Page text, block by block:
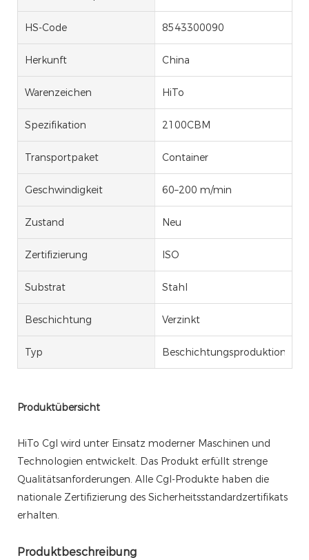
HS-Code 8543300090
Herkunft China
Warenzeichen HiTo
Spezifikation 2100CBM
Transportpaket Container
Geschwindigkeit 60–200 m/min
Zustand Neu
Zertifizierung ISO
Substrat Stahl
Beschichtung Verzinkt
Typ Beschichtungsproduktionslinie
Produktübersicht
HiTo Cgl wird unter Einsatz moderner Maschinen und
Technologien entwickelt. Das Produkt erfüllt strenge
Qualitätsanforderungen. Alle Cgl-Produkte haben die
nationale Zertifizierung des Sicherheitsstandardzertifikats
erhalten.
Produktbeschreibung